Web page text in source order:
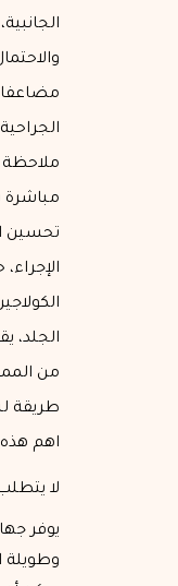
ملاحظة
مباشرة
تحسين
الجلد،
من
طريقة
اهم هذه
لا
يوفر
وطويلة